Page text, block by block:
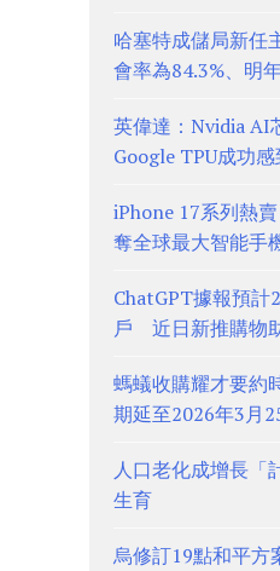
哈塞特成儲局新
會率為84.3%、明
英偉達：Nvidia
Google TPU成功
iPhone 17系列熱
奪全球最大智能手
ChatGPT據報預計
戶 近日新推購物
螞蟻收購耀才要
期延至2026年3月
人口老化成增長「
生育
烏修訂19點和平方